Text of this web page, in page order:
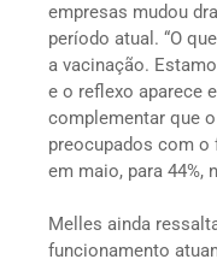
empresas mudou
período atual. “O
a vacinação.
e o reflexo aparece
complementar que
preocupados com o
em maio, para 44%,
Melles ainda
funcionamento